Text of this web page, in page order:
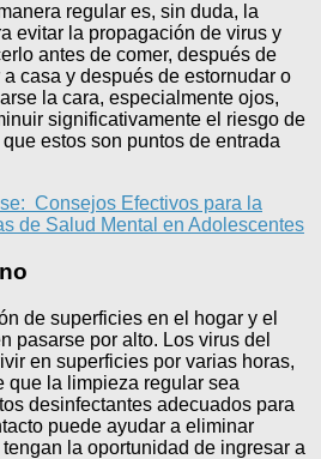
regular es, sin duda, la
evitar la propagación de virus y
antes de comer, después de
casa y después de estornudar o
la cara, especialmente ojos,
significativamente el riesgo de
estos son puntos de entrada
Consejos Efectivos para la
de Salud Mental en Adolescentes
de superficies en el hogar y el
pasarse por alto. Los virus del
en superficies por varias horas,
que la limpieza regular sea
desinfectantes adecuados para
puede ayudar a eliminar
la oportunidad de ingresar a